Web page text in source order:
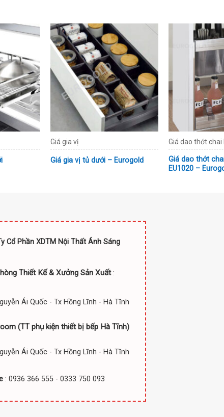
Giá gia vị
Giá gia vị tủ dưới – Eurogold
Giá dao thớt chai
Giá dao thớt
EU1020 –
Cổ Phần XDTM Nội Thất Ánh Sáng
Thiết Kế & Xưởng Sản Xuất:
Ái Quốc - Tx Hồng Lĩnh - Hà Tĩnh
(TTphụ kiện thiết bị bếp Hà Tĩnh)
Ái Quốc - Tx Hồng Lĩnh - Hà Tĩnh
: 0936 366 555 - 0333 750 093